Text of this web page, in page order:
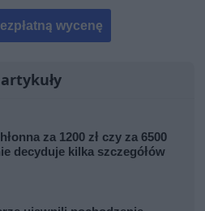
wycenę
za 1200 zł czy za 6500
decyduje kilka szczegółów